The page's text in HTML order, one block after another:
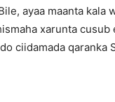
ayaa maanta kala
xarunta
ciidamada qaranka